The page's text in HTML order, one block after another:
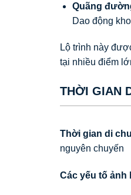
Quãng
Dao động
Lộ trình này
tại nhiều điểm
THỜI GIAN
Thời gian di
nguyên chuyến
Các yếu tố